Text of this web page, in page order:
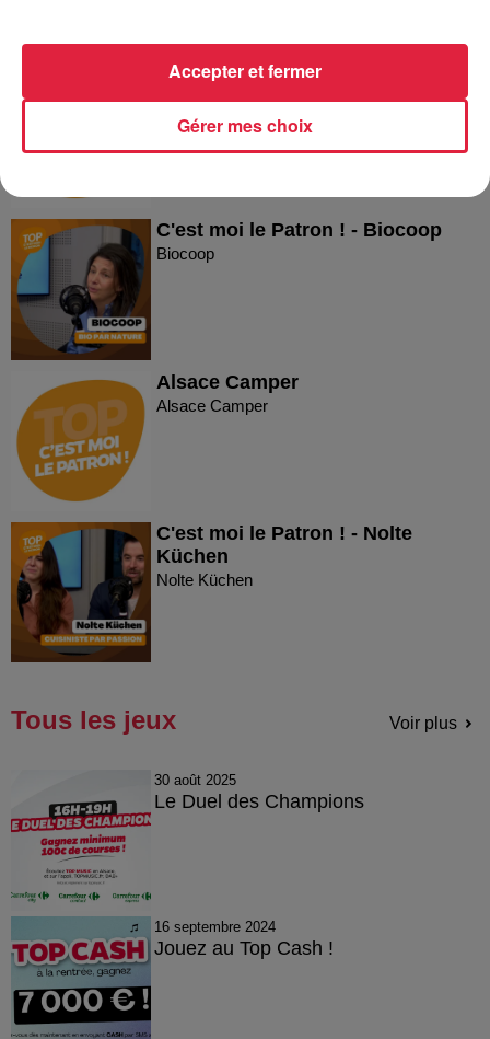
Plakar
Plakar
C'est moi le Patron ! - Biocoop
Biocoop
Alsace Camper
Alsace Camper
C'est moi le Patron ! - Nolte
Küchen
Nolte Küchen
Tous les jeux Voir plus
30 août 2025
Le Duel des Champions
16 septembre 2024
Jouez au Top Cash !
Gérer mes choix
Accepter et fermer